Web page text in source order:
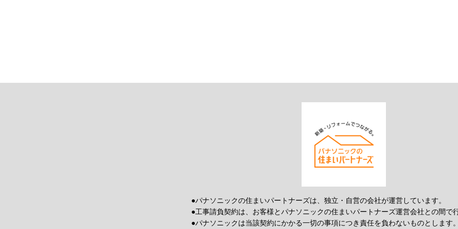
●パナソニックの住まいパートナーズは、独立・自営の会社が運営しています。
●工事請負契約は、お客様とパナソニックの住まいパートナーズ運営会社との間で
●パナソニックは当該契約にかかる一切の事項につき責任を負わないものとします。